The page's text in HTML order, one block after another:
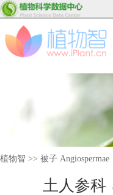
植物智 >> 被子 Angiospermae
土人参科